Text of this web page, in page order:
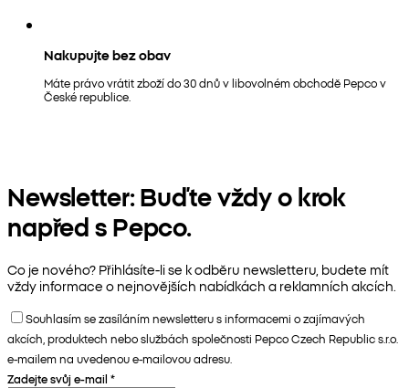
Nakupujte bez obav
Máte právo vrátit zboží do 30 dnů v libovolném obchodě Pepco v
České republice.
Newsletter: Buďte vždy o krok
napřed s Pepco.
Co je nového? Přihlásíte-li se k odběru newsletteru, budete mít
vždy informace o nejnovějších nabídkách a reklamních akcích.
Souhlasím se zasíláním newsletteru s informacemi o zajímavých
akcích, produktech nebo službách společnosti Pepco Czech Republic s.r.o.
e-mailem na uvedenou e-mailovou adresu.
Zadejte svůj e-mail *